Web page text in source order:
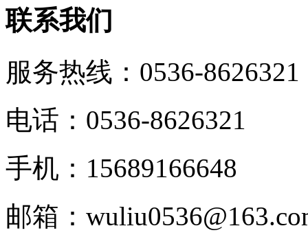
联系我们
服务热线： 0536-8626321
电话：0536-8626321
手机：15689166648
邮箱：